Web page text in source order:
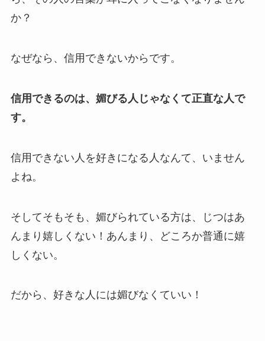
か？
なぜなら、信用できないからです。
信用できるのは、媚びる人じゃなくて正直な人で
す。
信用できない人を好きになる人なんて、いません
よね。
そしてそもそも、媚びられている方は、じつはあ
んまり嬉しくない！あんまり、どころか普通に嬉
しくない。
だから、好きな人には媚びなくていい！